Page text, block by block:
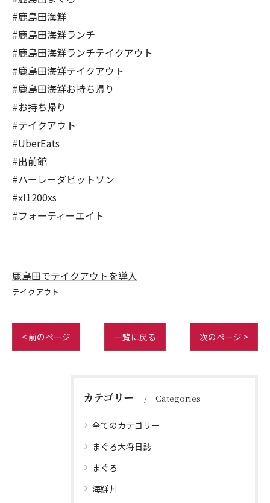
#鹿島田海鮮
#鹿島田海鮮ランチ
#鹿島田海鮮ランチテイクアウト
#鹿島田海鮮テイクアウト
#鹿島田海鮮お持ち帰り
#お持ち帰り
#テイクアウト
#UberEats
#出前館
#ハーレーダビットソン
#xl1200xs
#フォーティーエイト
鹿島田でテイクアウトを導入
テイクアウト
< 前のページ 一覧に戻る 次のページ >
カテゴリー Categories
全てのカテゴリー
まぐろ大将日誌
まぐろ
海鮮丼